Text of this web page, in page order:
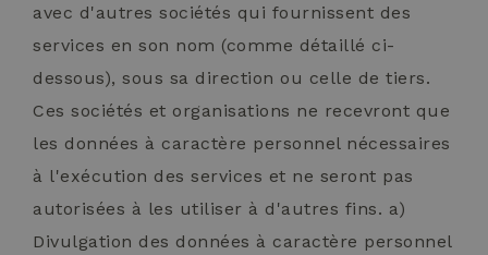
avec d'autres sociétés qui fournissent des
services en son nom (comme détaillé ci-
dessous), sous sa direction ou celle de tiers.
Ces sociétés et organisations ne recevront que
les données à caractère personnel nécessaires
à l'exécution des services et ne seront pas
autorisées à les utiliser à d'autres fins. a)
Divulgation des données à caractère personnel